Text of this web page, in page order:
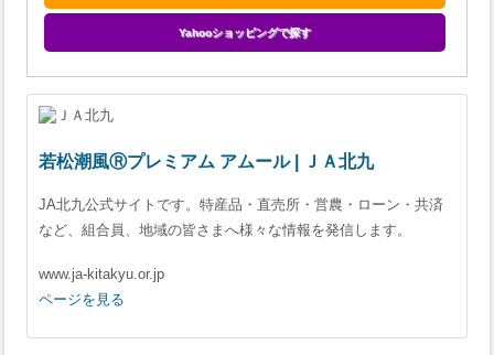
Yahooショッピングで探す
若松潮風Ⓡプレミアム アムール | ＪＡ北九
JA北九公式サイトです。特産品・直売所・営農・ローン・共済
など、組合員、地域の皆さまへ様々な情報を発信します。
www.ja-kitakyu.or.jp
ページを見る